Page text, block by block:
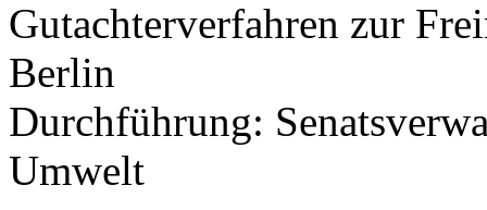
Gutachterverfahren zur
Berlin
Durchführung:
Umwelt